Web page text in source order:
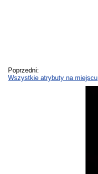
Poprzedni:
Wszystkie atrybuty na miejscu